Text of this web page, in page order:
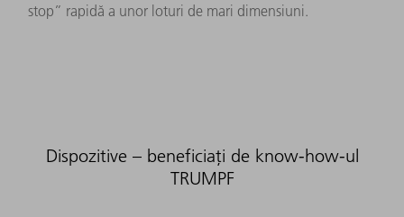
stop” rapidă a unor loturi de mari dimensiuni.
Dispozitive – beneficiați de know-how-ul
TRUMPF